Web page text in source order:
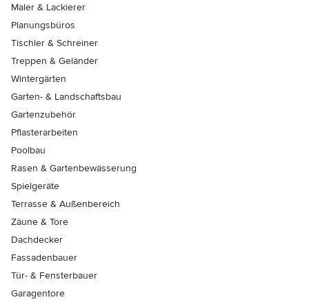
Maler & Lackierer
Planungsbüros
Tischler & Schreiner
Treppen & Geländer
Wintergärten
Garten- & Landschaftsbau
Gartenzubehör
Pflasterarbeiten
Poolbau
Rasen & Gartenbewässerung
Spielgeräte
Terrasse & Außenbereich
Zäune & Tore
Dachdecker
Fassadenbauer
Tür- & Fensterbauer
Garagentore